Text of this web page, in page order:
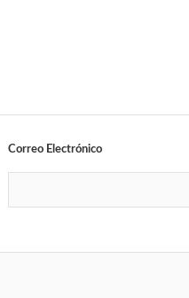
Correo Electrónico